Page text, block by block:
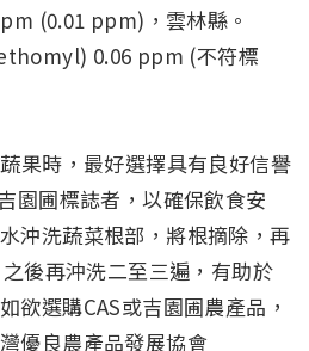
(0.01 ppm)，雲林縣。
0.06 ppm (不符標
時，最好選擇具有良好信譽
園圃標誌者，以確保飲食安
沖洗蔬菜根部，將根摘除，再
後再沖洗二至三遍，有助於
欲選購CAS或吉園圃農產品，
優良農產品發展協會